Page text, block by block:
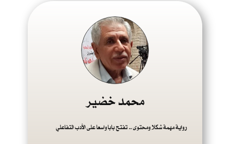
محمد خضير
رواية مهمة شكلا ومحتوى .. تفتح بابا واسعا على الأدب التفاعلي